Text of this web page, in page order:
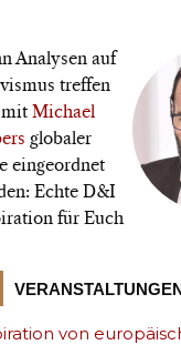
Analysen auf
treffen
mit Michael
globaler
eingeordnet
Echte D&I
für Euch
von